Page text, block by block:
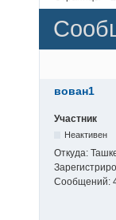
вован1
Участник
Неактивен
Откуда:
Сообщений: